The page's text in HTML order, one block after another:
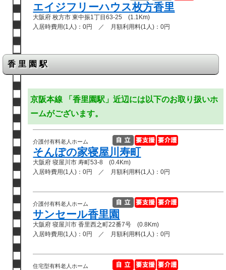
エイジフリーハウス枚方香里
大阪府 枚方市 東中振1丁目63-25 (1.1Km)
入居時費用(1人)：0円 ／ 月額利用料(1人)：0円
香里園駅
京阪本線 「香里園駅」近辺には以下のお取り扱いホ
ームがございます。
介護付有料老人ホーム
そんぽの家寝屋川寿町
大阪府 寝屋川市 寿町53-8 (0.4Km)
入居時費用(1人)：0円 ／ 月額利用料(1人)：0円
介護付有料老人ホーム
サンセール香里園
大阪府 寝屋川市 香里西之町22番7号 (0.8Km)
入居時費用(1人)：0円 ／ 月額利用料(1人)：0円
住宅型有料老人ホーム